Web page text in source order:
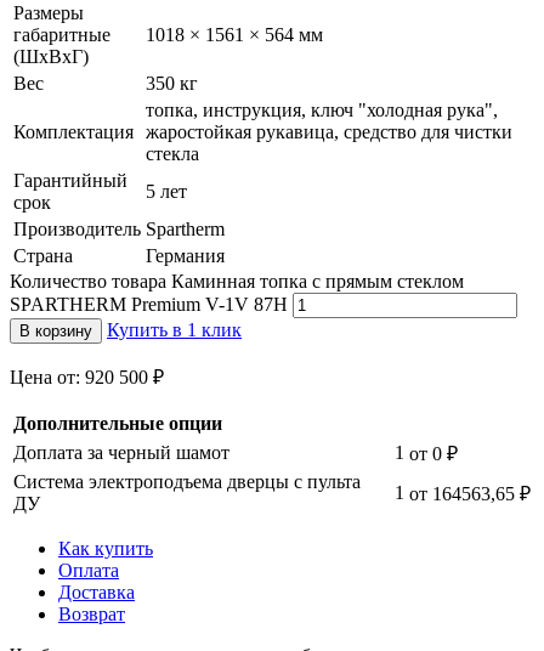
Размеры
габаритные
(ШхВхГ)
1018 × 1561 × 564 мм
Вес 350 кг
Комплектация
топка, инструкция, ключ "холодная рука",
жаростойкая рукавица, средство для чистки
стекла
Гарантийный
срок
5 лет
Производитель Spartherm
Страна
Германия
Количество товара Каминная топка с прямым стеклом
SPARTHERM Premium V-1V 87H
В корзину Купить в 1 клик
Цена от: 920 500 ₽
Дополнительные опции
Доплата за черный шамот
1 от 0 ₽
Система электроподъема дверцы с пульта
ДУ
1 от 164563,65 ₽
Как купить
Оплата
Доставка
Возврат